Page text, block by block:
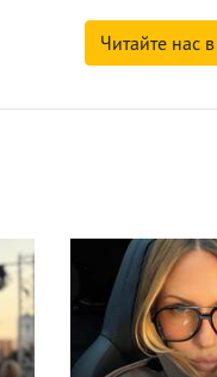
Читайте нас